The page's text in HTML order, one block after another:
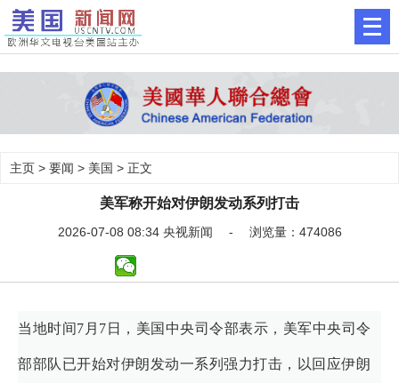
主页 > 要闻 > 美国 > 正文
美军称开始对伊朗发动系列打击
2026-07-08 08:34 央视新闻 - 浏览量：474086
当地时间7月7日，美国中央司令部表示，美军中央司令
部部队已开始对伊朗发动一系列强力打击，以回应伊朗